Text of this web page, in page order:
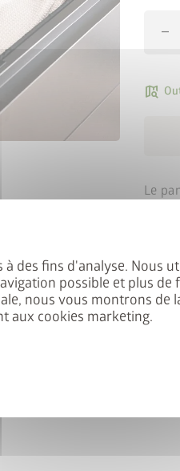
à des fins d'analyse. Nous
possible et plus
nous vous montrons de
aux cookies marketing.
remove
map_search
Le
Type